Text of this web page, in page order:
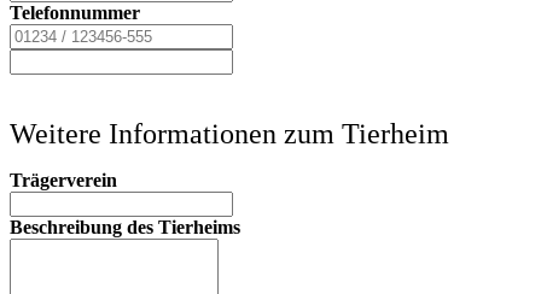
Telefonnummer
Weitere Informationen zum Tierheim
Trägerverein
Beschreibung des Tierheims